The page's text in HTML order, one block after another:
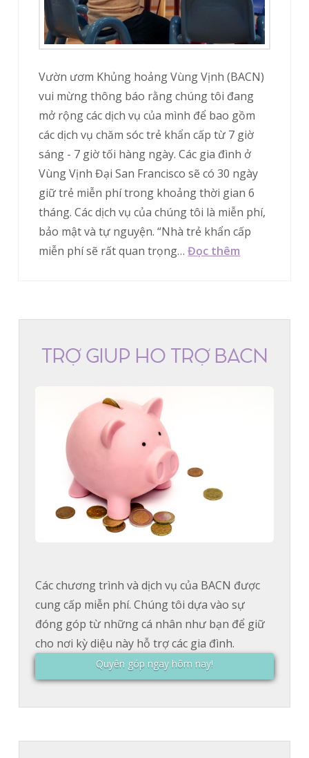
Vườn ươm Khủng hoảng Vùng Vịnh (BACN)
vui mừng thông báo rằng chúng tôi đang
mở rộng các dịch vụ của mình để bao gồm
các dịch vụ chăm sóc trẻ khẩn cấp từ 7 giờ
sáng - 7 giờ tối hàng ngày. Các gia đình ở
Vùng Vịnh Đại San Francisco sẽ có 30 ngày
giữ trẻ miễn phí trong khoảng thời gian 6
tháng. Các dịch vụ của chúng tôi là miễn phí,
bảo mật và tự nguyện. “Nhà trẻ khẩn cấp
miễn phí sẽ rất quan trọng…Đọc thêm
TRỢ GIÚP HỖ TRỢ BACN
Các chương trình và dịch vụ của BACN được
cung cấp miễn phí. Chúng tôi dựa vào sự
đóng góp từ những cá nhân như bạn để giữ
cho nơi kỳ diệu này hỗ trợ các gia đình.
Quyên góp ngay hôm nay!